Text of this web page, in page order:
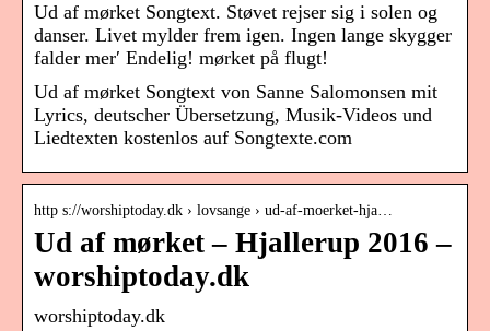
Ud af mørket Songtext. Støvet rejser sig i solen og
danser. Livet mylder frem igen. Ingen lange skygger
falder mer′ Endelig! mørket på flugt!
Ud af mørket Songtext von Sanne Salomonsen mit
Lyrics, deutscher Übersetzung, Musik-Videos und
Liedtexten kostenlos auf Songtexte.com
http s://worshiptoday.dk › lovsange › ud-af-moerket-hja…
Ud af mørket – Hjallerup 2016 –
worshiptoday.dk
worshiptoday.dk